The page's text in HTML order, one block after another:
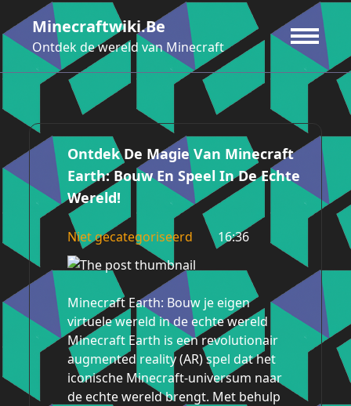
naar
de
inhoud
Minecraftwiki.be
Ontdek de wereld van Minecraft
Ontdek De Magie Van Minecraft
Earth: Bouw En Speel In De Echte
Wereld!
Niet gecategoriseerd 16:36
Minecraft Earth: Bouw je eigen
virtuele wereld in de echte wereld
Minecraft Earth is een revolutionair
augmented reality (AR) spel dat het
iconische Minecraft-universum naar
de echte wereld brengt. Met behulp